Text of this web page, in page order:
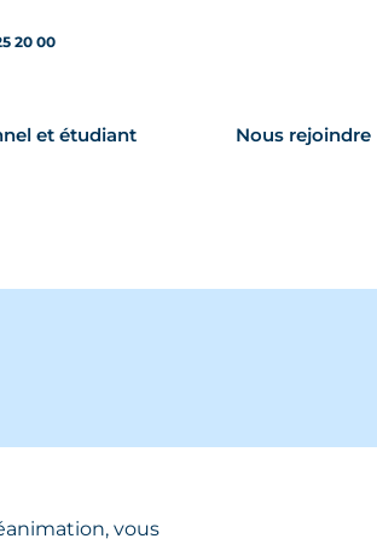
20 00
et étudiant Nous rejoindre
vous